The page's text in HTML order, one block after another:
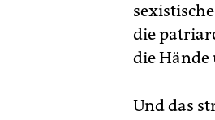
die
die Hände
Und das